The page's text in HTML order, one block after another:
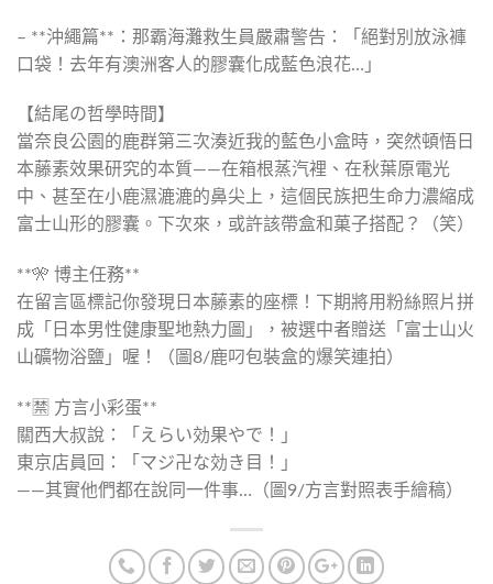
– **沖繩篇**：那霸海灘救生員嚴肅警告：「絕對別放泳褲
口袋！去年有澳洲客人的膠囊化成藍色浪花…」
【結尾の哲學時間】
當奈良公園的鹿群第三次湊近我的藍色小盒時，突然頓悟日
本藤素效果研究的本質——在箱根蒸汽裡、在秋葉原電光
中、甚至在小鹿濕漉漉的鼻尖上，這個民族把生命力濃縮成
富士山形的膠囊。下次來，或許該帶盒和菓子搭配？（笑）
**🎌 博主任務**
在留言區標記你發現日本藤素的座標！下期將用粉絲照片拼
成「日本男性健康聖地熱力圖」，被選中者贈送「富士山火
山礦物浴鹽」喔！（圖8/鹿叼包裝盒的爆笑連拍）
**🈲 方言小彩蛋**
關西大叔說：「えらい効果やで！」
東京店員回：「マジ卍な効き目！」
——其實他們都在說同一件事…（圖9/方言對照表手繪稿）